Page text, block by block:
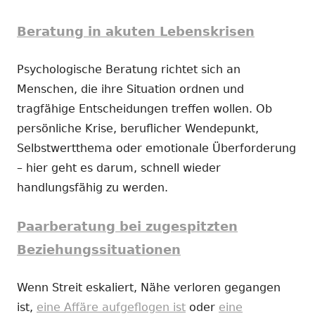
Beratung in akuten Lebenskrisen
Psychologische Beratung richtet sich an
Menschen, die ihre Situation ordnen und
tragfähige Entscheidungen treffen wollen. Ob
persönliche Krise, beruflicher Wendepunkt,
Selbstwertthema oder emotionale Überforderung
– hier geht es darum, schnell wieder
handlungsfähig zu werden.
Paarberatung bei zugespitzten
Beziehungssituationen
Wenn Streit eskaliert, Nähe verloren gegangen
ist, eine Affäre aufgeflogen ist oder eine